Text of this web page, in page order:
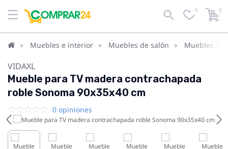
0 0
Muebles e interior Muebles de salón Muebles TV
VIDAXL
Mueble para TV madera contrachapada
roble Sonoma 90x35x40 cm
0 opiniones